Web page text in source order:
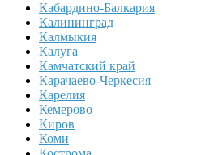
Кабардино-Балкария
Калининград
Калмыкия
Калуга
Камчатский край
Карачаево-Черкесия
Карелия
Кемерово
Киров
Коми